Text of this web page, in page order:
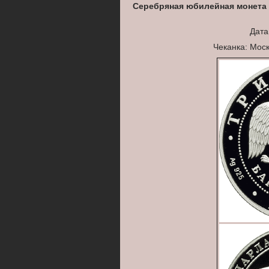
Серебряная юбилейная монета
Чеканка: